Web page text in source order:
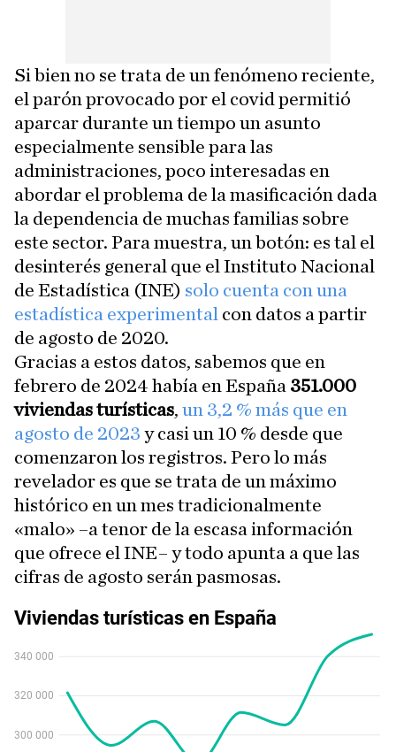
Si bien no se trata de un fenómeno reciente,
el parón provocado por el covid permitió
aparcar durante un tiempo un asunto
especialmente sensible para las
administraciones, poco interesadas en
abordar el problema de la masificación dada
la dependencia de muchas familias sobre
este sector. Para muestra, un botón: es tal el
desinterés general que el Instituto Nacional
de Estadística (INE) solo cuenta con una
estadística experimental con datos a partir
de agosto de 2020.
Gracias a estos datos, sabemos que en
febrero de 2024 había en España 351.000
viviendas turísticas, un 3,2 % más que en
agosto de 2023 y casi un 10 % desde que
comenzaron los registros. Pero lo más
revelador es que se trata de un máximo
histórico en un mes tradicionalmente
«malo» –a tenor de la escasa información
que ofrece el INE– y todo apunta a que las
cifras de agosto serán pasmosas.